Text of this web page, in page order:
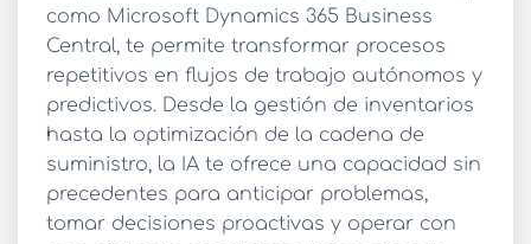
como Microsoft Dynamics 365 Business
Central, te permite transformar procesos
repetitivos en flujos de trabajo autónomos y
predictivos. Desde la gestión de inventarios
hasta la optimización de la cadena de
suministro, la IA te ofrece una capacidad sin
precedentes para anticipar problemas,
tomar decisiones proactivas y operar con